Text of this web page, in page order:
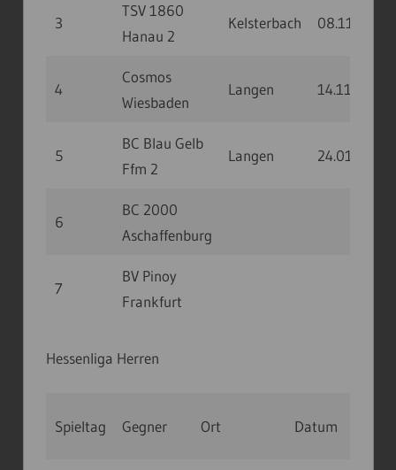
3
TSV 1860
Hanau 2
Kelsterbach 08.11.20
4
Cosmos
Wiesbaden
Langen 14.11.20
5
BC Blau Gelb
Ffm 2
Langen 24.01.21
6
BC 2000
Aschaffenburg
7
BV Pinoy
Frankfurt
Hessenliga Herren
Spieltag Gegner Ort Datum